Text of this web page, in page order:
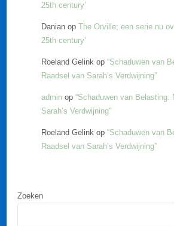
25th century’
Danian op The Orville; een serie nu
25th century’
Roeland Gelink op “Schaduwen van
Raadsel van Sarah’s Verdwijning”
admin op “Schaduwen van Belasting:
Sarah’s Verdwijning”
Roeland Gelink op “Schaduwen van
Raadsel van Sarah’s Verdwijning”
Zoeken